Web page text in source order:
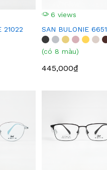
21022
6 views
SAN BULONIE 6651
(có 8 màu)
445,000₫